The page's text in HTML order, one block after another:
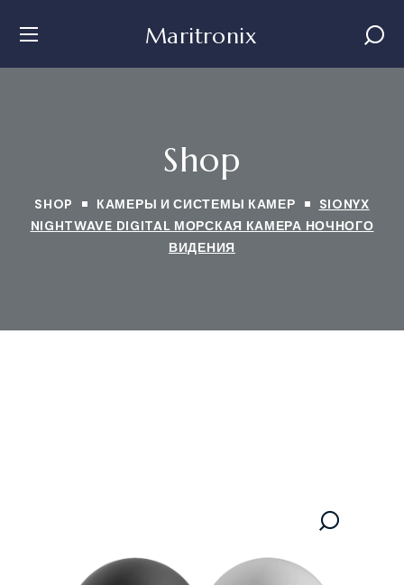
Maritronix
Shop
SHOP КАМЕРЫ И СИСТЕМЫ КАМЕР
SIONYX
NIGHTWAVE DIGITAL МОРСКАЯ КАМЕРА НОЧНОГО
ВИДЕНИЯ